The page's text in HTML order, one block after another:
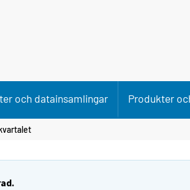
och datainsamlingar Produkter